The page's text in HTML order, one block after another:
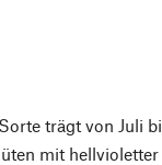
trägt von Juli
mit hellvioletter